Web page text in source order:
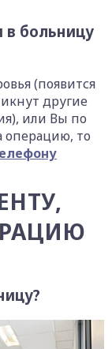
в больницу
(появится
другие
или Вы по
то